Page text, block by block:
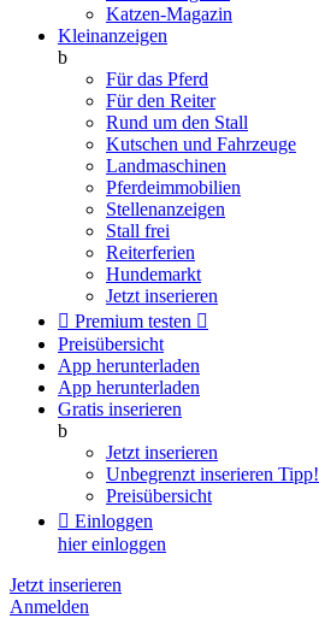
Katzen-Magazin
Kleinanzeigen
b
Für das Pferd
Für den Reiter
Rund um den Stall
Kutschen und Fahrzeuge
Landmaschinen
Pferdeimmobilien
Stellenanzeigen
Stall frei
Reiterferien
Hundemarkt
Jetzt inserieren
 Premium testen 
Preisübersicht
App herunterladen
App herunterladen
Gratis inserieren
b
Jetzt inserieren
Unbegrenzt inserieren Tipp!
Preisübersicht
 Einloggen
hier einloggen
Jetzt inserieren
Anmelden